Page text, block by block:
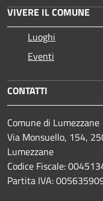
VIVERE IL COMUNE
Luoghi
Eventi
CONTATTI
Comune di Lumezzane
Via Monsuello, 154,
Lumezzane
Codice Fiscale:
Partita IVA: